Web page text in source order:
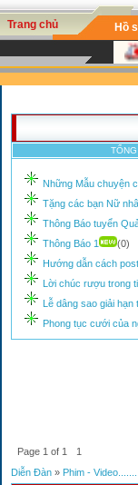
Trang chủ Hồ
Những Mẫu chuyện
Tặng các bạn Nữ
Thông Báo tuyển
Thông Báo 1
(0)
Hướng dẫn cách
Lời chúc rượu trong
Lễ dâng sao giải hạn
Phong tục cưới của
Page 1 of 1
1
Diễn Đàn » Phim -